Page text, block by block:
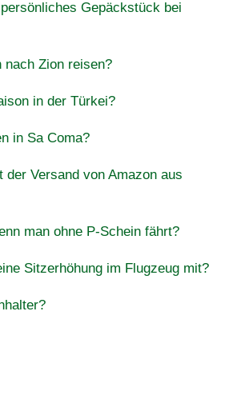
Gepäckstück bei
nach Zion reisen?
in der Türkei?
in Sa Coma?
der Versand von Amazon aus
man ohne P-Schein fährt?
Sitzerhöhung im Flugzeug mit?